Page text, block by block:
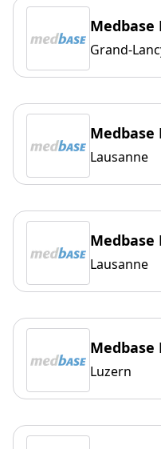
Medbase
Grand-
Medbase
Lausanne
Medbase
Lausanne
Medbase
Luzern